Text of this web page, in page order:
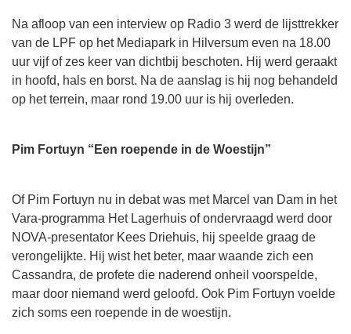
Na afloop van een interview op Radio 3 werd de lijsttrekker
van de LPF op het Mediapark in Hilversum even na 18.00
uur vijf of zes keer van dichtbij beschoten. Hij werd geraakt
in hoofd, hals en borst. Na de aanslag is hij nog behandeld
op het terrein, maar rond 19.00 uur is hij overleden.
Pim Fortuyn “Een roepende in de Woestijn”
Of Pim Fortuyn nu in debat was met Marcel van Dam in het
Vara-programma Het Lagerhuis of ondervraagd werd door
NOVA-presentator Kees Driehuis, hij speelde graag de
verongelijkte. Hij wist het beter, maar waande zich een
Cassandra, de profete die naderend onheil voorspelde,
maar door niemand werd geloofd. Ook Pim Fortuyn voelde
zich soms een roepende in de woestijn.